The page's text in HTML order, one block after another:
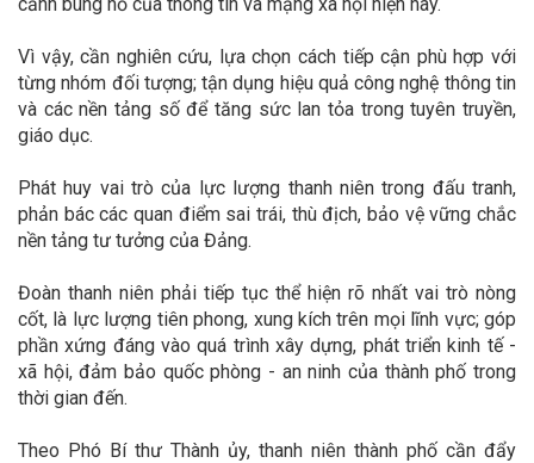
Vì vậy, cần nghiên cứu, lựa chọn cách tiếp cận phù hợp với
từng nhóm đối tượng; tận dụng hiệu quả công nghệ thông tin
và các nền tảng số để tăng sức lan tỏa trong tuyên truyền,
giáo dục.
Phát huy vai trò của lực lượng thanh niên trong đấu tranh,
phản bác các quan điểm sai trái, thù địch, bảo vệ vững chắc
nền tảng tư tưởng của Đảng.
Đoàn thanh niên phải tiếp tục thể hiện rõ nhất vai trò nòng
cốt, là lực lượng tiên phong, xung kích trên mọi lĩnh vực; góp
phần xứng đáng vào quá trình xây dựng, phát triển kinh tế -
xã hội, đảm bảo quốc phòng - an ninh của thành phố trong
thời gian đến.
Theo Phó Bí thư Thành ủy, thanh niên thành phố cần đẩy